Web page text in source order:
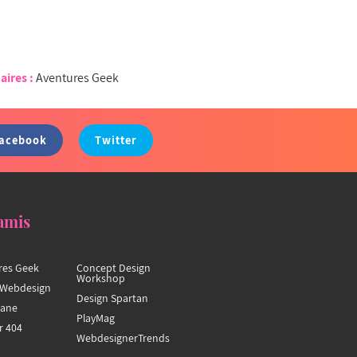
:Aventures Geek
Twitter
Geek
404
Concept Design
Workshop
Design Spartan
PlayMag
WebdesignerTrends